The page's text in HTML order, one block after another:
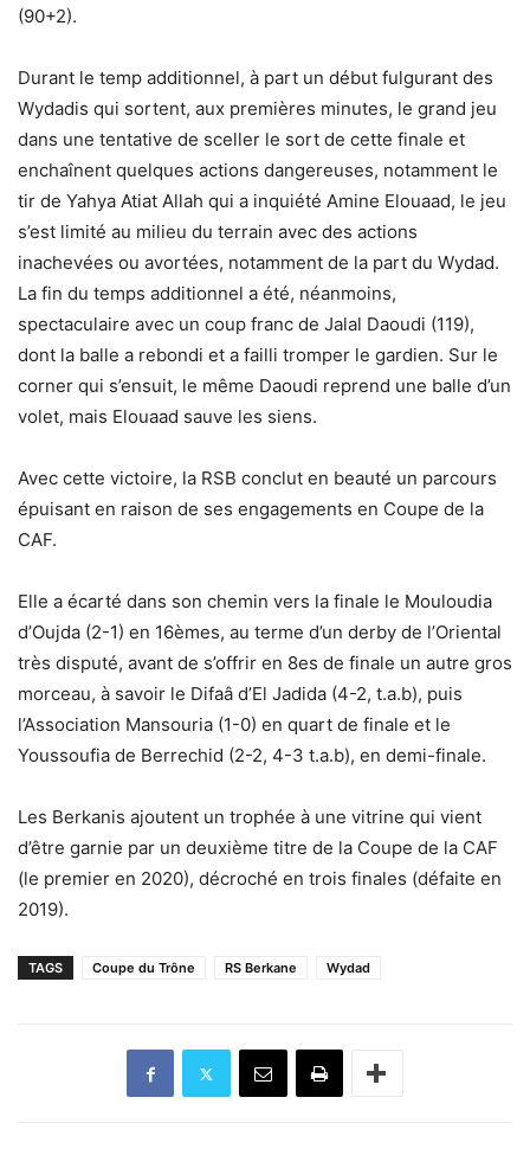
(90+2).
Durant le temp additionnel, à part un début fulgurant des
Wydadis qui sortent, aux premières minutes, le grand jeu
dans une tentative de sceller le sort de cette finale et
enchaînent quelques actions dangereuses, notamment le
tir de Yahya Atiat Allah qui a inquiété Amine Elouaad, le jeu
s’est limité au milieu du terrain avec des actions
inachevées ou avortées, notamment de la part du Wydad.
La fin du temps additionnel a été, néanmoins,
spectaculaire avec un coup franc de Jalal Daoudi (119),
dont la balle a rebondi et a failli tromper le gardien. Sur le
corner qui s’ensuit, le même Daoudi reprend une balle d’un
volet, mais Elouaad sauve les siens.
Avec cette victoire, la RSB conclut en beauté un parcours
épuisant en raison de ses engagements en Coupe de la
CAF.
Elle a écarté dans son chemin vers la finale le Mouloudia
d’Oujda (2-1) en 16èmes, au terme d’un derby de l’Oriental
très disputé, avant de s’offrir en 8es de finale un autre gros
morceau, à savoir le Difaâ d’El Jadida (4-2, t.a.b), puis
l’Association Mansouria (1-0) en quart de finale et le
Youssoufia de Berrechid (2-2, 4-3 t.a.b), en demi-finale.
Les Berkanis ajoutent un trophée à une vitrine qui vient
d’être garnie par un deuxième titre de la Coupe de la CAF
(le premier en 2020), décroché en trois finales (défaite en
2019).
TAGS Coupe du Trône RS Berkane Wydad